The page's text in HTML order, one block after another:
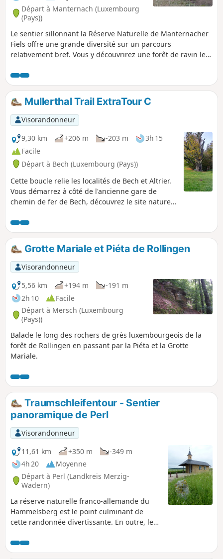
Départ à Manternach (Luxembourg
(Pays))
Le sentier sillonnant la Réserve Naturelle de Manternacher
Fiels offre une grande diversité sur un parcours
relativement bref. Vous y découvrirez une forêt de ravin le
vignoble en pleine forêt, une vallée romantique traversée
par la Schlammbaach pouvant devenir torrent suivant son
débit, de magnifiques paysages, des vergers ainsi que des
vestiges d'un moulin à bois. Beaucoup de panneaux
didactiques en français jalonnent le parcours.
Mullerthal Trail ExtraTour C
Visorandonneur
9,30 km
+206 m -203 m
3h 15
Facile
Départ à Bech (Luxembourg (Pays))
Cette boucle relie les localités de Bech et Altrier.
Vous démarrez à côté de l'ancienne gare de
chemin de fer de Bech, découvrez le site naturel
1000 ans) et terminez par le Tunnel de Bech
d'une longueur de 300m. La partie entre Altrier
et Bech offre de très belles vues sur la vallée.
Grotte Mariale et Piéta de Rollingen
Visorandonneur
5,56 km
+194 m
-191 m
2h 10
Facile
Départ à Mersch (Luxembourg
(Pays))
Balade le long des rochers de grès luxembourgeois de la
forêt de Rollingen en passant par la Piéta et la Grotte
Mariale.
Traumschleifentour - Sentier
panoramique de Perl
Visorandonneur
11,61 km
+350 m
-349 m
4h 20
Moyenne
Départ à Perl (Landkreis Merzig-
Wadern)
La réserve naturelle franco-allemande du
Hammelsberg est le point culminant de
cette randonnée divertissante. En outre, les
insoupçonnées sur le Luxembourg, la France
et la vallée de la Moselle.